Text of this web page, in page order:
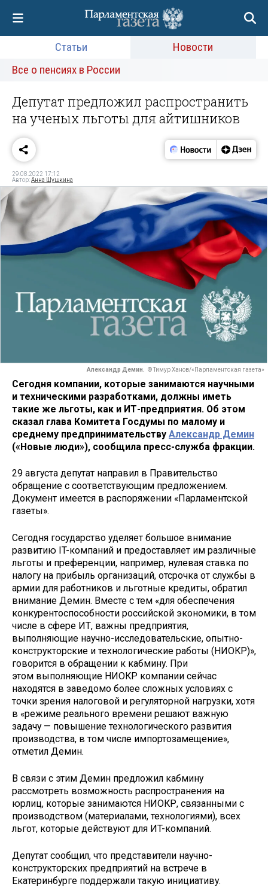
Статьи
Новости
Все о пенсиях в России
Депутат предложил распространить
на ученых льготы для айтишников
29.08.2022 17:12
Автор:Анна Шушкина
Александр Демин. © Тимур Ханов/«Парламентская газета»
Сегодня компании, которые занимаются научными
и техническими разработками, должны иметь
такие же льготы, как и ИТ-предприятия. Об этом
сказал глава Комитета Госдумы по малому и
среднему предпринимательству Александр Демин
(«Новые люди»), сообщила пресс-служба фракции.
29 августа депутат направил в Правительство
обращение с соответствующим предложением.
Документ имеется в распоряжении «Парламентской
газеты».
Сегодня государство уделяет большое внимание
развитию IT-компаний и предоставляет им различные
льготы и преференции, например, нулевая ставка по
налогу на прибыль организаций, отсрочка от службы в
армии для работников и льготные кредиты, обратил
внимание Демин. Вместе с тем «для обеспечения
конкурентоспособности российской экономики, в том
числе в сфере ИТ, важны предприятия,
выполняющие научно-исследовательские, опытно-
конструкторские и технологические работы (НИОКР)»,
говорится в обращении к кабмину. При
этом выполняющие НИОКР компании сейчас
находятся в заведомо более сложных условиях с
точки зрения налоговой и регуляторной нагрузки, хотя
в «режиме реального времени решают важную
задачу — повышение технологического развития
производства, в том числе импортозамещение»,
отметил Демин.
В связи с этим Демин предложил кабмину
рассмотреть возможность распространения на
юрлиц, которые занимаются НИОКР, связанными с
производством (материалами, технологиями), всех
льгот, которые действуют для ИT-компаний.
Депутат сообщил, что представители научно-
конструкторских предприятий на встрече в
Екатеринбурге поддержали такую инициативу.